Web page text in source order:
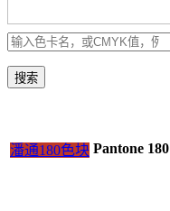
搜索
潘通180色块 Pantone 180